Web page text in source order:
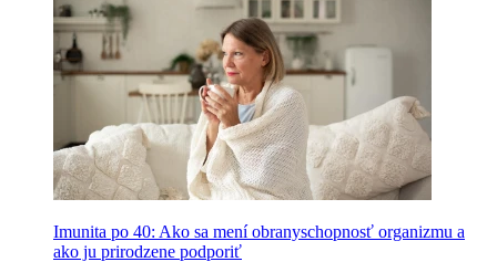
Imunita po 40: Ako sa mení obranyschopnosť organizmu a
ako ju prirodzene podporiť